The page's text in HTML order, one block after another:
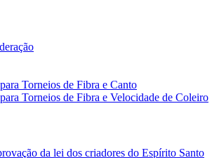
Torneios de Fibra e Canto
Torneios de Fibra e Velocidade de Coleiro
da lei dos criadores do Espírito Santo